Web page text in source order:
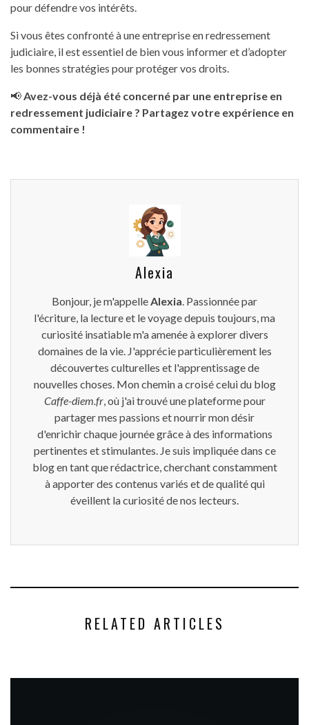
pour défendre vos intérêts.
Si vous êtes confronté à une entreprise en redressement
judiciaire, il est essentiel de bien vous informer et d’adopter
les bonnes stratégies pour protéger vos droits.
📢Avez-vous déjà été concerné par une entreprise en
redressement judiciaire ? Partagez votre expérience en
commentaire !
Alexia
Bonjour, je m'appelleAlexia. Passionnée par
l'écriture, la lecture et le voyage depuis toujours, ma
curiosité insatiable m'a amenée à explorer divers
domaines de la vie. J'apprécie particulièrement les
découvertes culturelles et l'apprentissage de
nouvelles choses. Mon chemin a croisé celui du blog
Caffe-diem.fr, où j'ai trouvé une plateforme pour
partager mes passions et nourrir mon désir
d'enrichir chaque journée grâce à des informations
pertinentes et stimulantes. Je suis impliquée dans ce
blog en tant que rédactrice, cherchant constamment
à apporter des contenus variés et de qualité qui
éveillent la curiosité de nos lecteurs.
RELATED ARTICLES